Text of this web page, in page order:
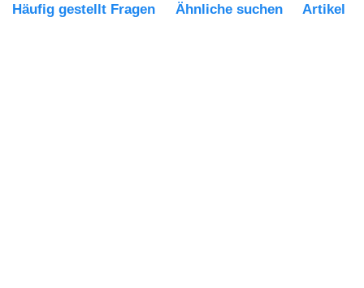
Häufig gestellt Fragen Ähnliche suchen Artikel